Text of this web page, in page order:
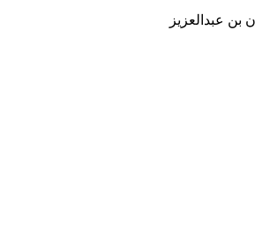
عبدالعزيز